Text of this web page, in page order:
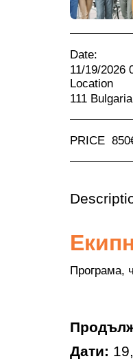
Date:
11/19/2026
Location
111
PRICE 850
Програма,
Дати: